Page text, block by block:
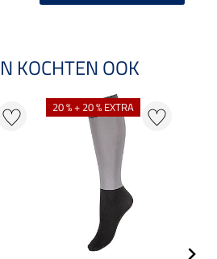
KOCHTEN OOK
20 % + 20 % EXTRA